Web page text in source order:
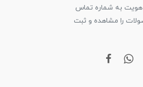
هویت به شماره تماس
محصولات را مشاهده و ثبت